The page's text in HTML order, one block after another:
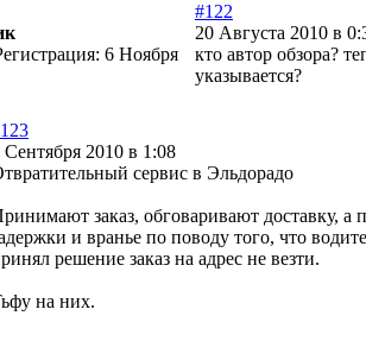
6 Ноября
#122
20 Августа 2010 в
кто автор обзора?
указывается?
Сентября 2010 в 1:08
сервис в Эльдорадо
заказ, обговаривают доставку, а
и вранье по поводу того, что
решение заказ на адрес не везти.
на них.